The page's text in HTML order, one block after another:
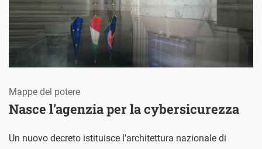
Nasce l’agenzia per la cybersicurezza
Mappe del potere
Un nuovo decreto istituisce l'architettura nazionale di